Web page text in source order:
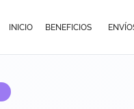
INICIO BENEFICIOS